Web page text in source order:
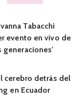
Tabacchi
evento en vivo de
generaciones'
cerebro detrás del
en Ecuador